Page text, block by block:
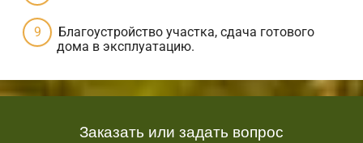
Благоустройство участка, сдача готового
дома в эксплуатацию.
Заказать или задать вопрос